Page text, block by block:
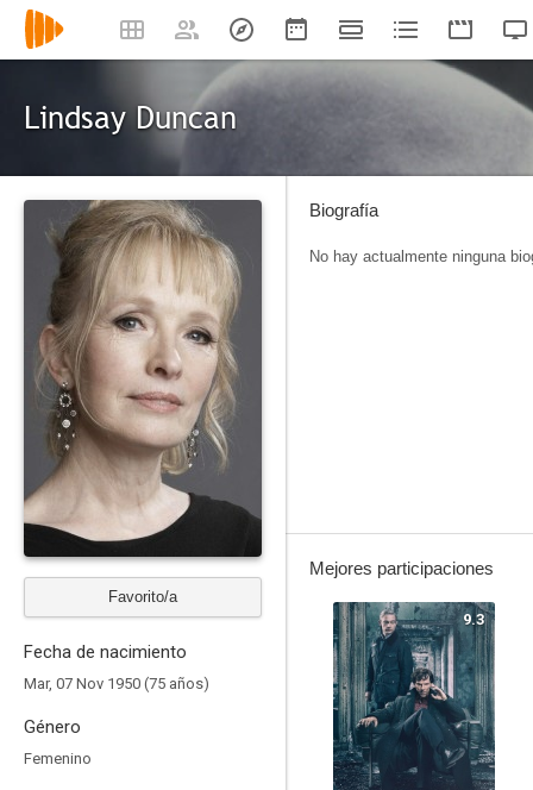
Lindsay Duncan
Favorito/a
Fecha de nacimiento
Mar, 07 Nov 1950 (75 años)
Género
Femenino
Biografía
No hay actualmente ninguna
Mejores participaciones
9.3